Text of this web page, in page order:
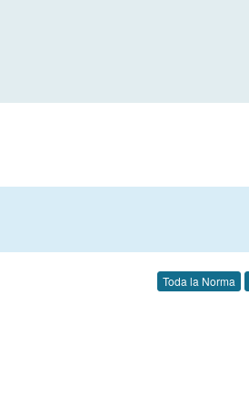
Toda la Norma